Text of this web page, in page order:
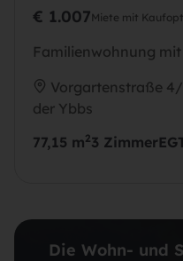
€ 1.007Miete mit
Familienwohnung
Vorgartenstraße
der Ybbs
77,15 m23 ZimmerEG
Die Wohn- und